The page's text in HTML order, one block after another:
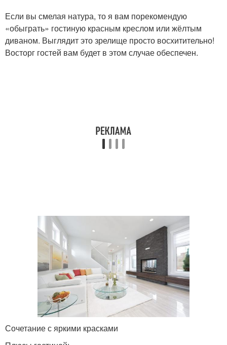
Если вы смелая натура, то я вам порекомендую
«обыграть» гостиную красным креслом или жёлтым
диваном. Выглядит это зрелище просто восхитительно!
Восторг гостей вам будет в этом случае обеспечен.
Сочетание с яркими красками